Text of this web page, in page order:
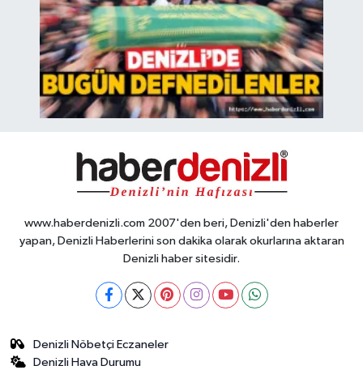
www.haberdenizli.com 2007'den beri, Denizli'den haberler
yapan, Denizli Haberlerini son dakika olarak okurlarına aktaran
Denizli haber sitesidir.
Denizli Nöbetçi Eczaneler
Denizli Hava Durumu